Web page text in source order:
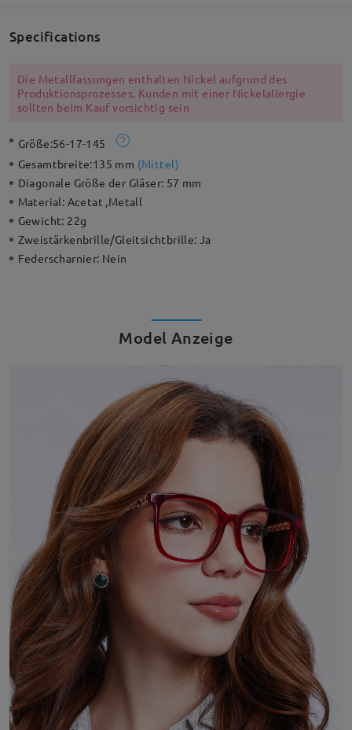
Specifications
Die Metallfassungen enthalten Nickel aufgrund des
Produktionsprozesses. Kunden mit einer Nickelallergie
sollten beim Kauf vorsichtig sein
Größe:56-17-145
Gesamtbreite:135 mm (Mittel)
Diagonale Größe der Gläser: 57 mm
Material: Acetat ,Metall
Gewicht: 22g
Zweistärkenbrille/Gleitsichtbrille:Ja
Federscharnier: Nein
Model Anzeige